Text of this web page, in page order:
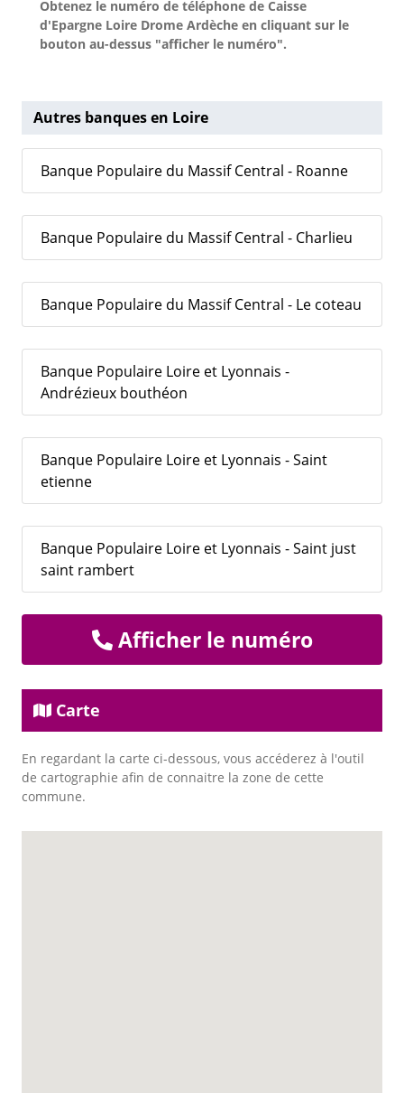
Obtenez le numéro de téléphone de Caisse
d'Epargne Loire Drome Ardèche en cliquant sur le
bouton au-dessus "afficher le numéro".
Autres banques en Loire
Banque Populaire du Massif Central - Roanne
Banque Populaire du Massif Central - Charlieu
Banque Populaire du Massif Central - Le coteau
Banque Populaire Loire et Lyonnais -
Andrézieux bouthéon
Banque Populaire Loire et Lyonnais - Saint
etienne
Banque Populaire Loire et Lyonnais - Saint just
saint rambert
Afficher le numéro
Carte
En regardant la carte ci-dessous, vous accéderez à l'outil
de cartographie afin de connaitre la zone de cette
commune.